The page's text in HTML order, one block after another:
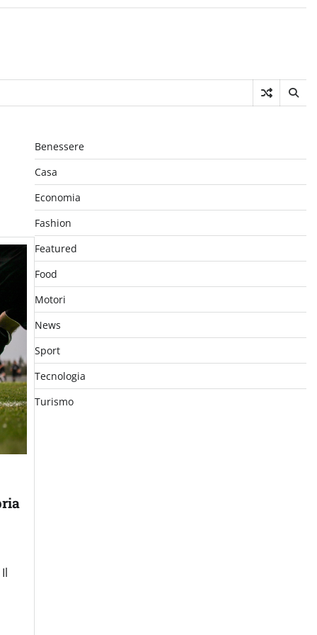
Benessere
Casa
Economia
Fashion
Featured
Food
Motori
News
Sport
Tecnologia
Turismo